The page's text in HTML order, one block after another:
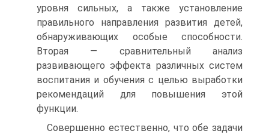
уровня сильных, а также установление
правильного направления развития детей,
обнаруживающих особые способности.
Вторая — сравнительный анализ
развивающего эффекта различных систем
воспитания и обучения с целью выработки
рекомендаций для повышения этой
функции.
Совершенно естественно, что обе задачи